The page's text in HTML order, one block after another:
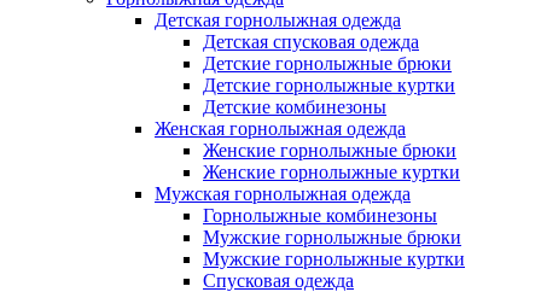
Детская горнолыжная одежда
Детская спусковая одежда
Детские горнолыжные брюки
Детские горнолыжные куртки
Детские комбинезоны
Женская горнолыжная одежда
Женские горнолыжные брюки
Женские горнолыжные куртки
Мужская горнолыжная одежда
Горнолыжные комбинезоны
Мужские горнолыжные брюки
Мужские горнолыжные куртки
Спусковая одежда